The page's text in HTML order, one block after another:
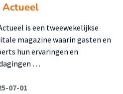
Actueel
is een tweewekelijkse
magazine waarin gasten en
hun ervaringen en
…
07-01